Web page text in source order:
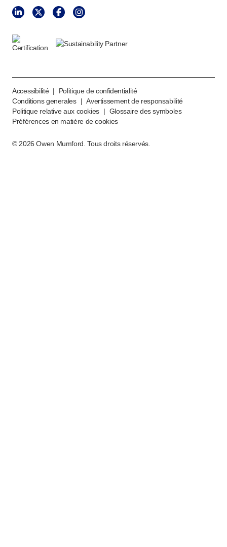
Accessibilité |
Politique de confidentialité
Conditions generales | Avertissement de responsabilité
Politique relative aux cookies | Glossaire des symboles
Préférences en matière de cookies
© 2026 Owen Mumford. Tous droits réservés.